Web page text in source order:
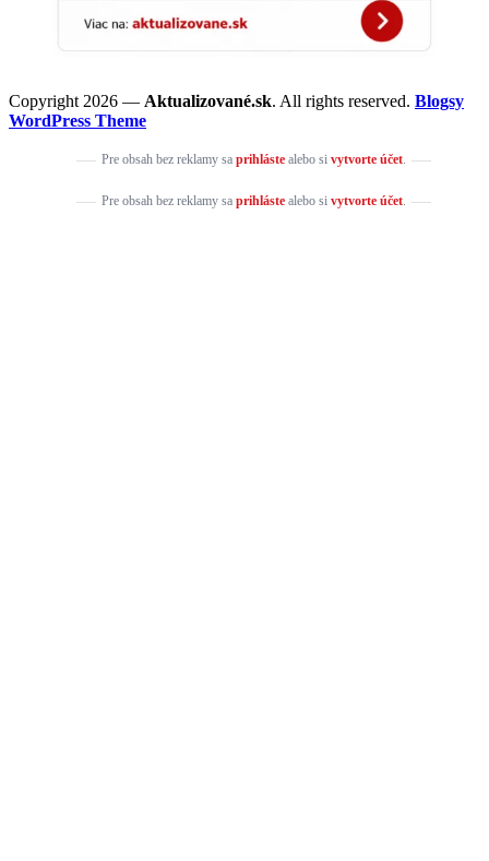
Copyright 2026 — Aktualizované.sk. All rights reserved. Blogsy
WordPress Theme
Pre obsah bez reklamy sa prihlástealebo si vytvorte účet.